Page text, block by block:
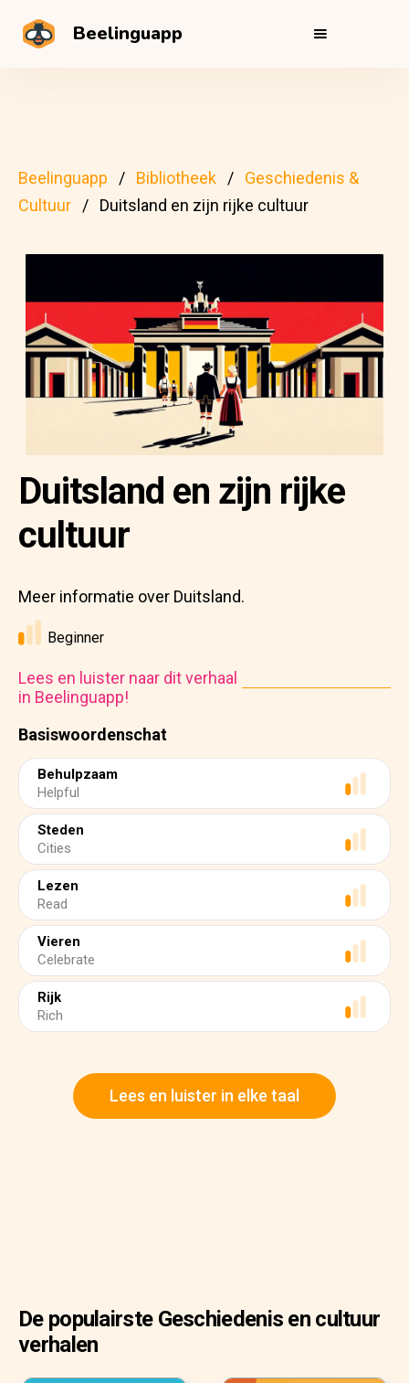
Beelinguapp
Beelinguapp Bibliotheek
Geschiedenis &
Cultuur
Duitsland en zijn rijke cultuur
Basiswoordenschat
Behulpzaam
Helpful
Steden
Cities
Lezen
Read
Vieren
Celebrate
Rijk
Rich
Duitsland en zijn rijke
cultuur
Meer informatie over Duitsland.
Beginner
Lees en luister naar dit verhaal
in Beelinguapp!
Lees en luister in elke taal
De populairste Geschiedenis en cultuur
verhalen